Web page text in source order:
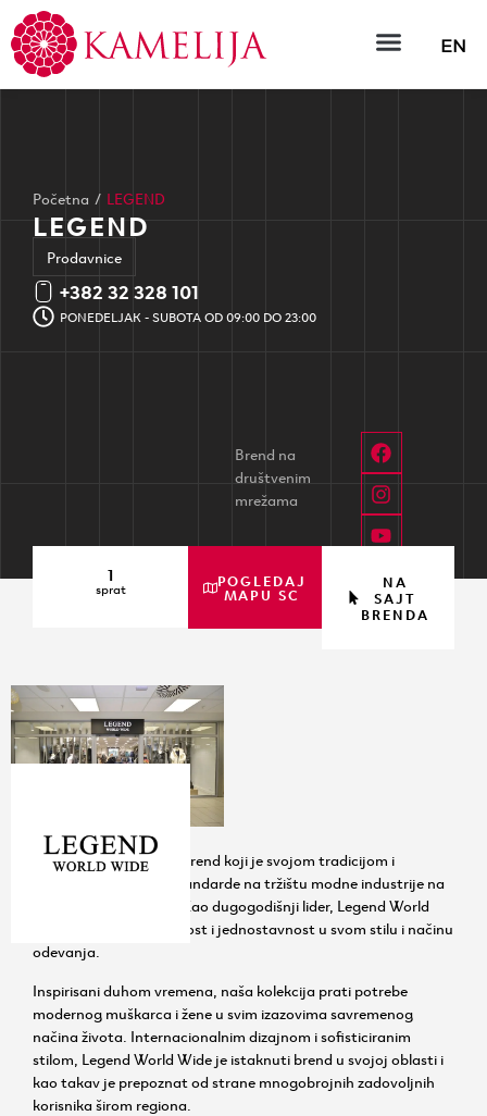
EN
Početna / LEGEND
LEGEND
Prodavnice
+382 32 328 101
PONEDELJAK - SUBOTA OD 09:00 DO 23:00
1
sprat POGLEDAJ
MAPU SC
NA
SAJT
BRENDA
Legend World Wide je brend koji je svojom tradicijom i
kvalitetom postavio standarde na tržištu modne industrije na
domaćim prostorima. Kao dugogodišnji lider, Legend World
Wide neguje autentičnost i jednostavnost u svom stilu i načinu
odevanja.
Inspirisani duhom vremena, naša kolekcija prati potrebe
modernog muškarca i žene u svim izazovima savremenog
načina života. Internacionalnim dizajnom i sofisticiranim
stilom, Legend World Wide je istaknuti brend u svojoj oblasti i
kao takav je prepoznat od strane mnogobrojnih zadovoljnih
korisnika širom regiona.
Brend na
društvenim
mrežama